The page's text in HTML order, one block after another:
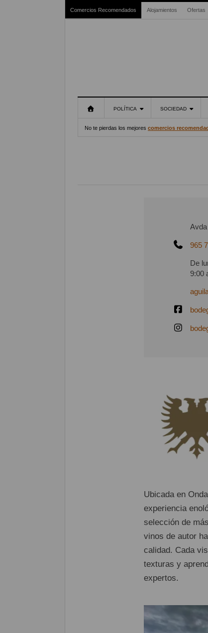
Comercios Recomendados Alojamientos Ofertas
POLÍTICA SOCIEDAD
No te pierdas los mejores comercios
965
De
9:00
Ubicada en
experiencia
selección de
vinos de autor
calidad. Cada
texturas y
expertos.